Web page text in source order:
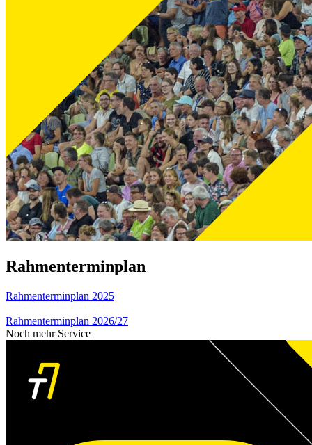
Rahmenterminplan
Rahmenterminplan 2025
Rahmenterminplan 2026/27
Noch mehr Service